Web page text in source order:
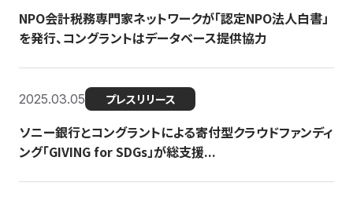
NPO会計税務専門家ネットワークが「認定NPO法人白書」
を発行、コングラントはデータベース提供協力
2025.03.05 プレスリリース
ソニー銀行とコングラントによる寄付型クラウドファンディ
ング「GIVING for SDGs」が総支援...